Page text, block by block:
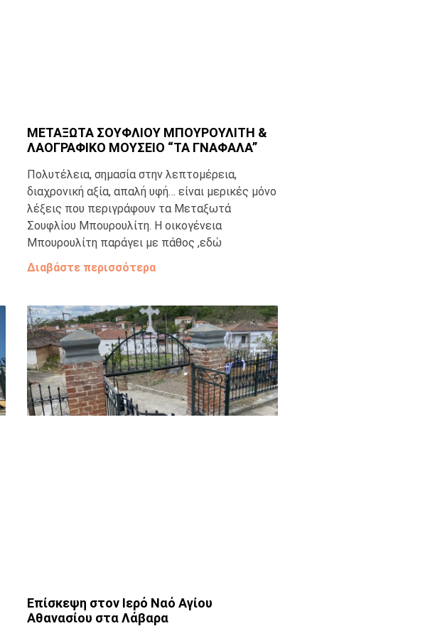
ΜΕΤΑΞΩΤΑ ΣΟΥΦΛΙΟΥ ΜΠΟΥΡΟΥΛΙΤΗ &
ΛΑΟΓΡΑΦΙΚΟ ΜΟΥΣΕΙΟ “ΤΑ ΓΝΑΦΑΛΑ”
Πολυτέλεια, σημασία στην λεπτομέρεια,
διαχρονική αξία, απαλή υφή… είναι μερικές μόνο
λέξεις που περιγράφουν τα Μεταξωτά
Σουφλίου Μπουρουλίτη. Η οικογένεια
Μπουρουλίτη παράγει με πάθος ,εδώ
Διαβάστε περισσότερα
Επίσκεψη στον Ιερό Ναό Αγίου
Αθανασίου στα Λάβαρα